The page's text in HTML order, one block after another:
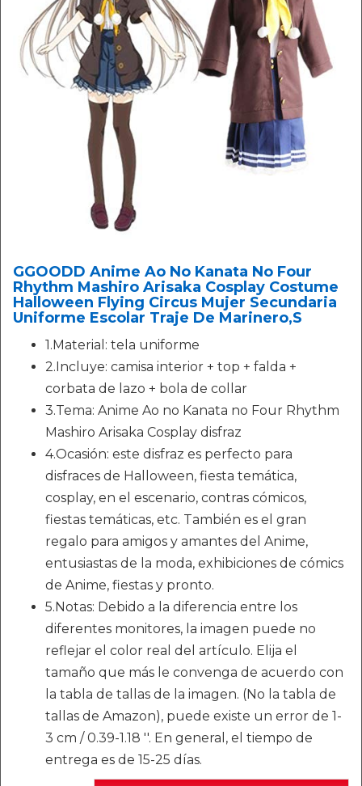
GGOODD Anime Ao No Kanata No Four
Rhythm Mashiro Arisaka Cosplay Costume
Halloween Flying Circus Mujer Secundaria
Uniforme Escolar Traje De Marinero,S
1.Material: tela uniforme
2.Incluye: camisa interior + top + falda +
corbata de lazo + bola de collar
3.Tema: Anime Ao no Kanata no Four Rhythm
Mashiro Arisaka Cosplay disfraz
4.Ocasión: este disfraz es perfecto para
disfraces de Halloween, fiesta temática,
cosplay, en el escenario, contras cómicos,
fiestas temáticas, etc. También es el gran
regalo para amigos y amantes del Anime,
entusiastas de la moda, exhibiciones de cómics
de Anime, fiestas y pronto.
5.Notas: Debido a la diferencia entre los
diferentes monitores, la imagen puede no
reflejar el color real del artículo. Elija el
tamaño que más le convenga de acuerdo con
la tabla de tallas de la imagen. (No la tabla de
tallas de Amazon), puede existe un error de 1-
3 cm / 0.39-1.18 ''. En general, el tiempo de
entrega es de 15-25 días.